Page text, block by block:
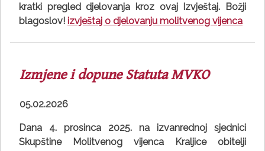
kratki pregled djelovanja kroz ovaj Izvještaj. Božji
blagoslov! izvještaj o djelovanju molitvenog vijenca
Izmjene i dopune Statuta MVKO
05.02.2026
Dana 4. prosinca 2025. na izvanrednoj sjednici
Skupštine Molitvenog vijenca Kraljice obitelji